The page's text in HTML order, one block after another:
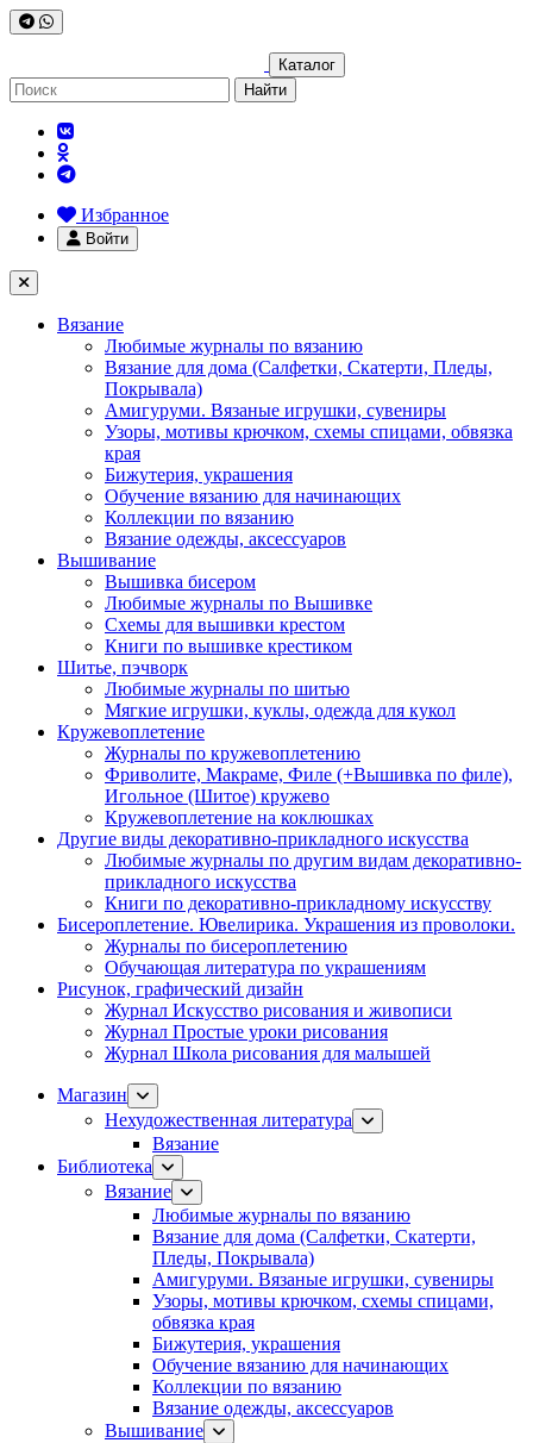
Каталог
Найти
Избранное
Войти
Вязание
Любимые журналы по вязанию
Вязание для дома (Салфетки, Скатерти, Пледы,
Покрывала)
Амигуруми. Вязаные игрушки, сувениры
Узоры, мотивы крючком, схемы спицами, обвязка
края
Бижутерия, украшения
Обучение вязанию для начинающих
Коллекции по вязанию
Вязание одежды, аксессуаров
Вышивание
Вышивка бисером
Любимые журналы по Вышивке
Схемы для вышивки крестом
Книги по вышивке крестиком
Шитье, пэчворк
Любимые журналы по шитью
Мягкие игрушки, куклы, одежда для кукол
Кружевоплетение
Журналы по кружевоплетению
Фриволите, Макраме, Филе (+Вышивка по филе),
Игольное (Шитое) кружево
Кружевоплетение на коклюшках
Другие виды декоративно-прикладного искусства
Любимые журналы по другим видам декоративно-
прикладного искусства
Книги по декоративно-прикладному искусству
Бисероплетение. Ювелирика. Украшения из проволоки.
Журналы по бисероплетению
Обучающая литература по украшениям
Рисунок, графический дизайн
Журнал Искусство рисования и живописи
Журнал Простые уроки рисования
Журнал Школа рисования для малышей
Магазин
Нехудожественная литература
Вязание
Библиотека
Вязание
Любимые журналы по вязанию
Вязание для дома (Салфетки, Скатерти,
Пледы, Покрывала)
Амигуруми. Вязаные игрушки, сувениры
Узоры, мотивы крючком, схемы спицами,
обвязка края
Бижутерия, украшения
Обучение вязанию для начинающих
Коллекции по вязанию
Вязание одежды, аксессуаров
Вышивание